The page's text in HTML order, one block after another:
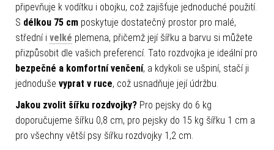
připevňuje k vodítku i obojku, což zajišťuje jednoduché použití.
S délkou 75 cm poskytuje dostatečný prostor pro malé,
střední i velké plemena, přičemž její šířku a barvu si můžete
přizpůsobit dle vašich preferencí. Tato rozdvojka je ideální pro
bezpečné a komfortní venčení, a kdykoli se ušpiní, stačí ji
jednoduše vyprat v ruce, což usnadňuje její údržbu.
Jakou zvolit šířku rozdvojky? Pro pejsky do 6 kg
doporučujeme šířku 0,8 cm, pro pejsky do 15 kg šířku 1 cm a
pro všechny větší psy šířku rozdvojky 1,2 cm.